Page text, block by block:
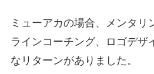
ミューアカの場合、メンタリ
ラインコーチング、ロゴデザ
なリターンがありました。